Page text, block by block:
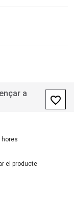
a
favorite_border
hores
el producte